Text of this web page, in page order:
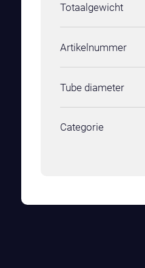
Totaalgewicht
Artikelnummer
Tube diameter
Categorie